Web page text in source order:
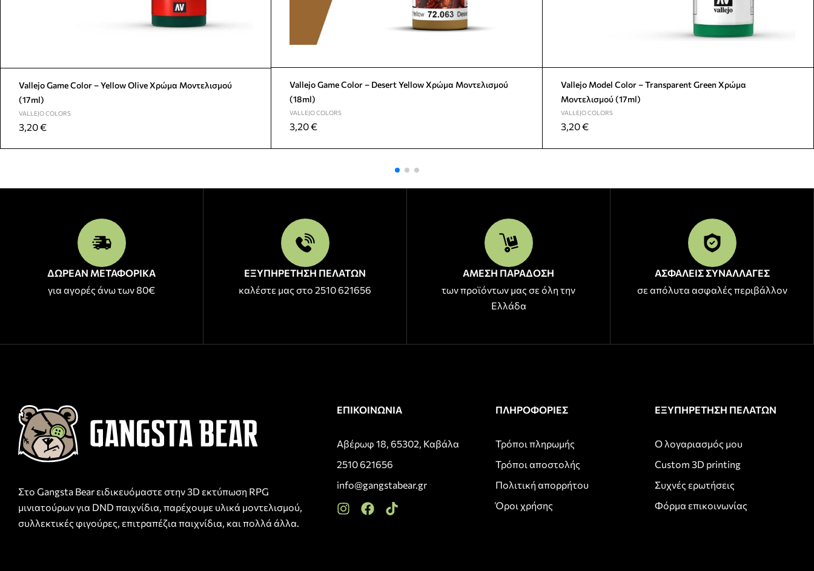
Vallejo Game Color – Yellow Olive Χρώμα Μοντελισμού
(17ml)
VALLEJO COLORS
3,20€
Vallejo Game Color – Desert Yellow Χρώμα Μοντελισμού
(18ml)
VALLEJO COLORS
3,20€
Vallejo Model Color – Transparent Green Χρώμα
Μοντελισμού (17ml)
VALLEJO COLORS
3,20€
ΔΩΡΕΑΝ ΜΕΤΑΦΟΡΙΚΑ
για αγορές άνω των 80€
ΕΞΥΠΗΡΕΤΗΣΗ ΠΕΛΑΤΩΝ
καλέστε μας στο 2510 621656
ΑΜΕΣΗ ΠΑΡΑΔΟΣΗ
των προϊόντων μας σε όλη την
Ελλάδα
ΑΣΦΑΛΕΙΣ ΣΥΝΑΛΛΑΓΕΣ
σε απόλυτα ασφαλές περιβάλλον
Στο Gangsta Bear ειδικευόμαστε στην 3D εκτύπωση RPG
μινιατούρων για DND παιχνίδια, παρέχουμε υλικά μοντελισμού,
συλλεκτικές φιγούρες, επιτραπέζια παιχνίδια, και πολλά άλλα.
ΕΠΙΚΟΙΝΩΝΙΑ
Αβέρωφ 18, 65302, Καβάλα
2510 621656
info@gangstabear.gr
ΠΛΗΡΟΦΟΡΙΕΣ
Τρόποι πληρωμής
Τρόποι αποστολής
Πολιτική απορρήτου
Όροι χρήσης
ΕΞΥΠΗΡΕΤΗΣΗ ΠΕΛΑΤΩΝ
Ο λογαριασμός μου
Custom 3D printing
Συχνές ερωτήσεις
Φόρμα επικοινωνίας